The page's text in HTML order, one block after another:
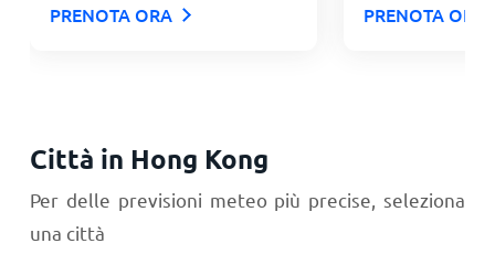
PRENOTA ORA PRENOTA ORA
Città in Hong Kong
Per delle previsioni meteo più precise, seleziona
una città